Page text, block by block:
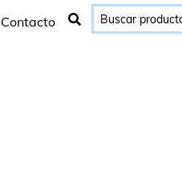
Contacto